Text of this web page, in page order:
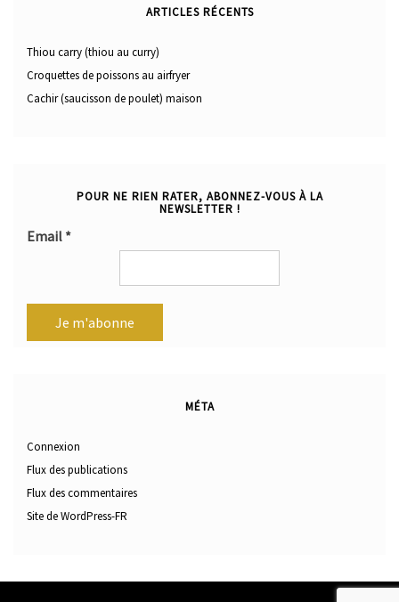
ARTICLES RÉCENTS
Thiou carry (thiou au curry)
Croquettes de poissons au airfryer
Cachir (saucisson de poulet) maison
POUR NE RIEN RATER, ABONNEZ-VOUS À LA
NEWSLETTER !
Email *
MÉTA
Connexion
Flux des publications
Flux des commentaires
Site de WordPress-FR